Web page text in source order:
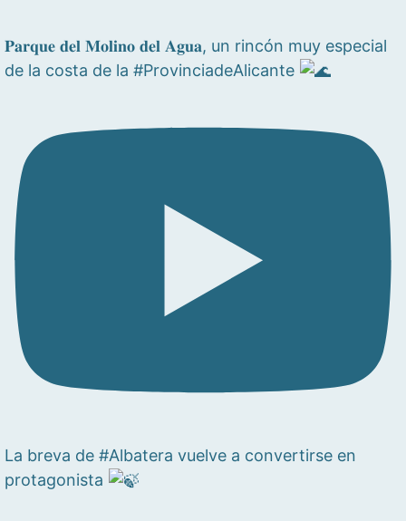
𝐏𝐚𝐫𝐪𝐮𝐞 𝐝𝐞𝐥 𝐌𝐨𝐥𝐢𝐧𝐨 𝐝𝐞𝐥 𝐀𝐠𝐮𝐚, un rincón muy especial
de la costa de la #ProvinciadeAlicante
La breva de #Albatera vuelve a convertirse en
protagonista